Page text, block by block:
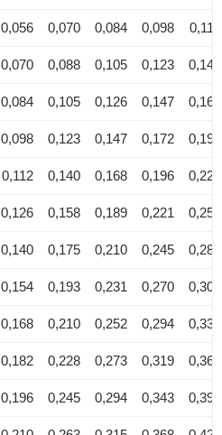
0,056 0,070 0,084 0,098 0,112
0,070 0,088 0,105 0,123 0,140
0,084 0,105 0,126 0,147 0,168
0,098 0,123 0,147 0,172 0,196
0,112 0,140 0,168 0,196 0,224
0,126 0,158 0,189 0,221 0,252
0,140 0,175 0,210 0,245 0,280
0,154 0,193 0,231 0,270 0,308
0,168 0,210 0,252 0,294 0,336
0,182 0,228 0,273 0,319 0,364
0,196 0,245 0,294 0,343 0,392